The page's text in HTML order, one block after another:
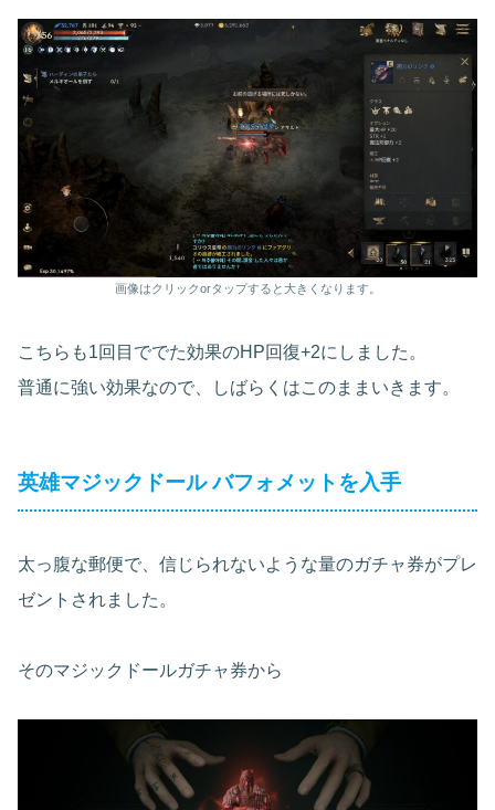
画像はクリックorタップすると大きくなります。
こちらも1回目ででた効果のHP回復+2にしました。
普通に強い効果なので、しばらくはこのままいきます。
英雄マジックドール バフォメットを入手
太っ腹な郵便で、信じられないような量のガチャ券がプレ
ゼントされました。
そのマジックドールガチャ券から